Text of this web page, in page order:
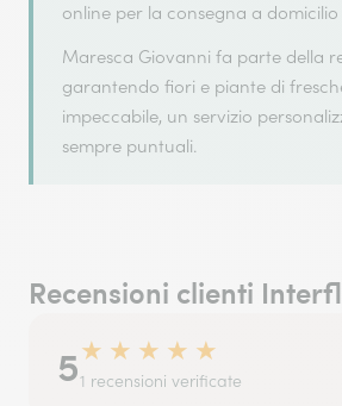
online per la consegna a
Maresca Giovanni fa parte della
garantendo fiori e piante di
impeccabile, un servizio
sempre puntuali.
Recensioni clienti
5★ ★ ★ ★ ★
1 recensioni verificate